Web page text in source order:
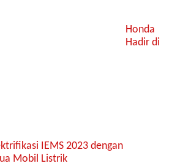
Honda
Hadir di
IEMS 2023 dengan
Mobil Listrik